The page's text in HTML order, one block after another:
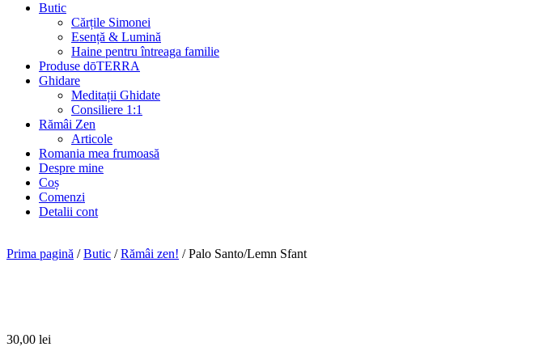
Butic
Cărțile Simonei
Esență & Lumină
Haine pentru întreaga familie
Produse dōTERRA
Ghidare
Meditații Ghidate
Consiliere 1:1
Rămâi Zen
Articole
Romania mea frumoasă
Despre mine
Coș
Comenzi
Detalii cont
Prima pagină /Butic /Rămâi zen! / Palo Santo/Lemn Sfant
30,00 lei